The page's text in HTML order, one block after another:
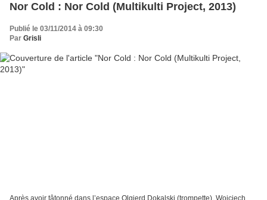
Nor Cold : Nor Cold (Multikulti Project, 2013)
Publié le 03/11/2014 à 09:30
Par Grisli
Après avoir tâtonné dans l’espace Olgierd Dokalski (trompette), Wojciech